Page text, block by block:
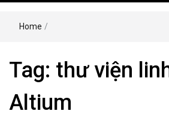
Home /
Tag: thư viện
Altium